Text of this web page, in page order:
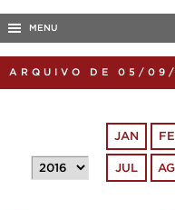
COBALTO
CONCURSOS
EDITAIS
INTERNACIONAL
PORTARIAS
MENU
ARQUIVO DE 05/
JAN
JUL